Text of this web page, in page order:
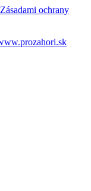
Zásadami ochrany